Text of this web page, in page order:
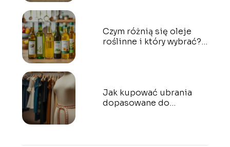
Czym różnią się oleje
roślinne i który wybrać?
Jak kupować ubrania
dopasowane do